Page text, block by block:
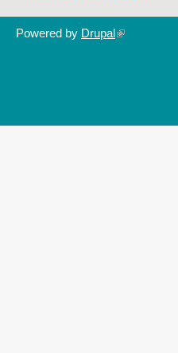
Powered by Drupal(link